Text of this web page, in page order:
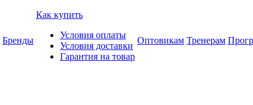
Бренды
Как купить
Условия оплаты
Условия доставки
Гарантия на товар
Оптовикам Тренерам